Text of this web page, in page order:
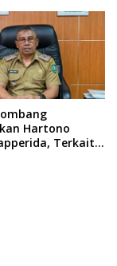
Hartono
Terkait